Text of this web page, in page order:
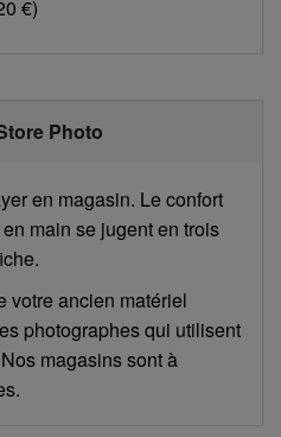
€)
Photo
en magasin. Le confort
main se jugent en trois
votre ancien matériel
photographes qui utilisent
magasins sont à